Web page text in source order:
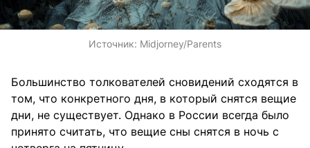
Источник: Midjorney/Parents
Большинство толкователей сновидений сходятся в
том, что конкретного дня, в который снятся вещие
дни, не существует. Однако в России всегда было
принято считать, что вещие сны снятся в ночь с